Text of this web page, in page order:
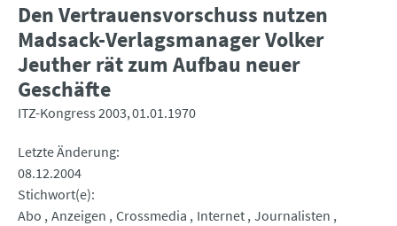
Den Vertrauensvorschuss nutzen
Madsack-Verlagsmanager Volker
Jeuther rät zum Aufbau neuer
Geschäfte
ITZ-Kongress 2003 01.01.1970
Letzte Änderung
08.12.2004
Stichwort(e)
Abo Anzeigen Crossmedia Internet Journalisten